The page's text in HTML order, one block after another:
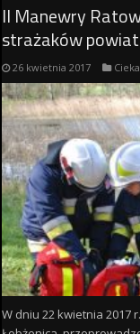
II Manewry
strażaków
26 kwietnia 2017
W dniu 22 kwietnia 2017